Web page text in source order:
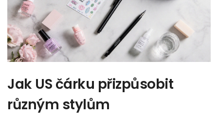
Jak US čárku přizpůsobit
různým stylům